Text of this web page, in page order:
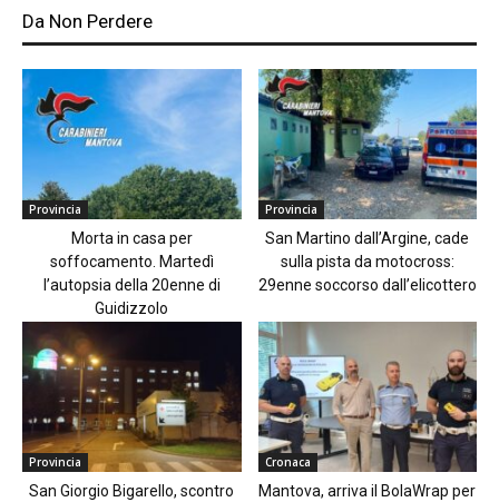
Da Non Perdere
Provincia
Morta in casa per
soffocamento. Martedì
l’autopsia della 20enne di
Guidizzolo
Provincia
San Martino dall’Argine, cade
sulla pista da motocross:
29enne soccorso dall’elicottero
Provincia
San Giorgio Bigarello, scontro
Cronaca
Mantova, arriva il BolaWrap per